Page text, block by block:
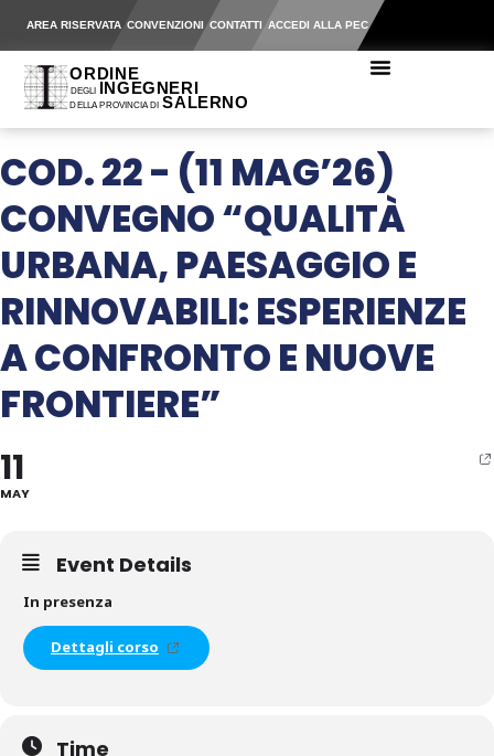
AREA RISERVATA CONVENZIONI CONTATTI ACCEDI ALLA PEC
COD. 22 - (11 MAG’26)
CONVEGNO “QUALITÀ
URBANA, PAESAGGIO E
RINNOVABILI: ESPERIENZE
A CONFRONTO E NUOVE
FRONTIERE”
11
MAY
Event Details
In presenza
Dettagli corso
Time